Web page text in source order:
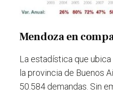
Mendoza en
La estadística que
la provincia de Buenos
50.584 demandas. Sin